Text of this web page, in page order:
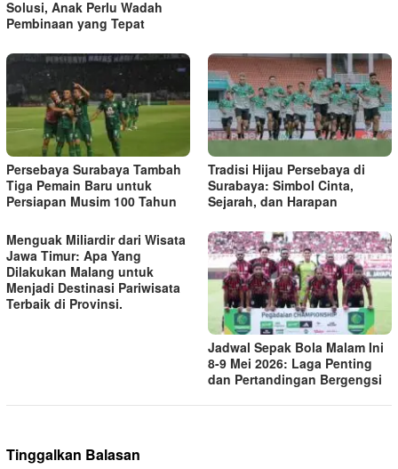
Solusi, Anak Perlu Wadah
Pembinaan yang Tepat
Persebaya Surabaya Tambah
Tiga Pemain Baru untuk
Persiapan Musim 100 Tahun
Tradisi Hijau Persebaya di
Surabaya: Simbol Cinta,
Sejarah, dan Harapan
Menguak Miliardir dari Wisata
Jawa Timur: Apa Yang
Dilakukan Malang untuk
Menjadi Destinasi Pariwisata
Terbaik di Provinsi.
Jadwal Sepak Bola Malam Ini
8-9 Mei 2026: Laga Penting
dan Pertandingan Bergengsi
Tinggalkan Balasan